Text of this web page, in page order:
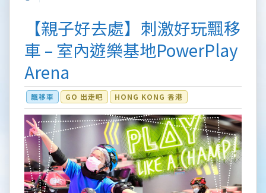
【親子好去處】刺激好玩飄移
車 – 室內遊樂基地PowerPlay
Arena
飄移車 GO 出走吧 HONG KONG 香港